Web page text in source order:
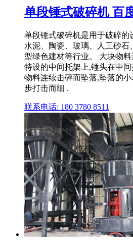
单段锤式破碎机 百
单段锤式破碎机是用于破碎的
水泥、陶瓷、玻璃、人工砂
型绿色建材等行业。 大块物
特设的中间托架上,锤头在中
物料连续击碎而坠落,坠落的
步打击而细 .
联系电话: 180 3780 8511